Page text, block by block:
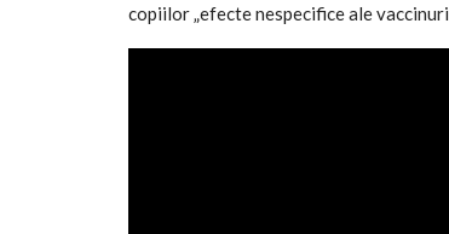
copiilor „efecte nespecifice ale